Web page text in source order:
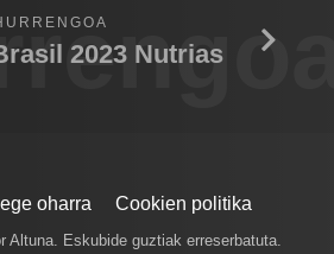
2023 Nutrias
oharra Cookien politika
Altuna. Eskubide guztiak erreserbatuta.